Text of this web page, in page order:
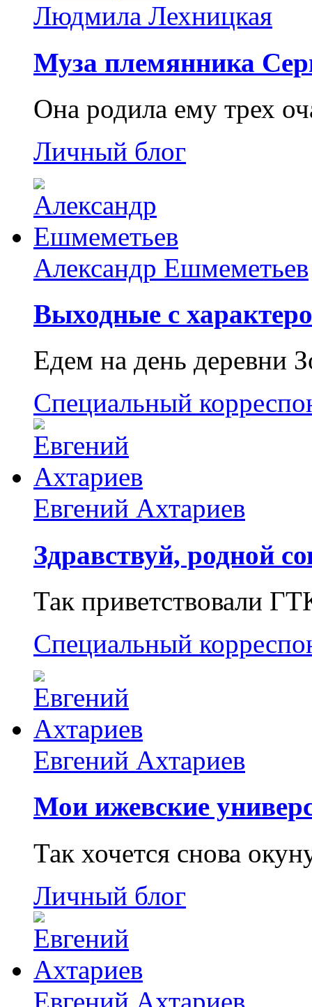
Людмила Лехницкая
Муза племянника
Она родила ему трех
Личный блог
Александр Ешмеметьев
Выходные с
Едем на день деревни
Специальный
Евгений Ахтариев
Здравствуй, родной
Так приветствовали
Специальный
Евгений Ахтариев
Мои ижевские
Так хочется снова
Личный блог
Евгений Ахтариев